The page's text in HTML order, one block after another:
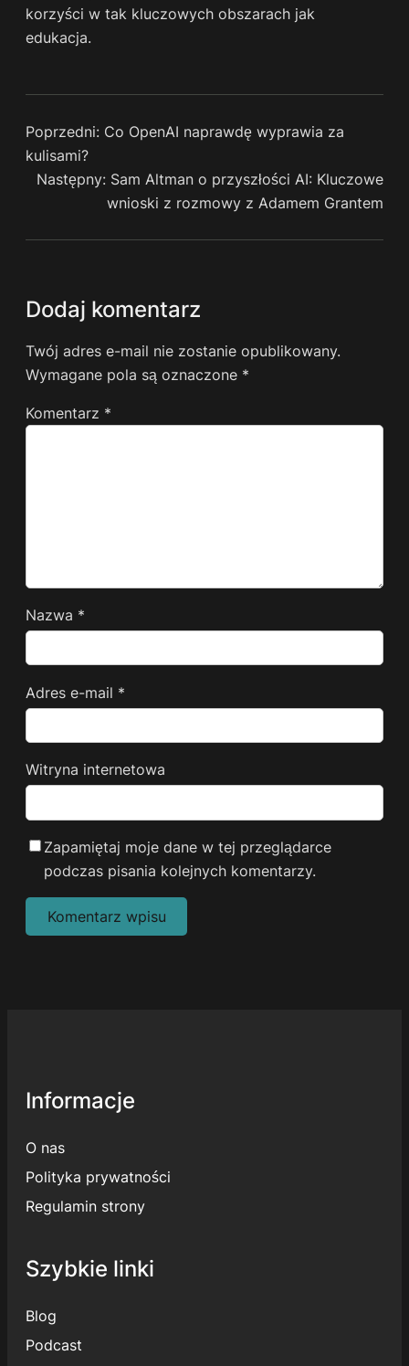
korzyści w tak kluczowych obszarach jak
edukacja.
Poprzedni: Co OpenAI naprawdę wyprawia za
kulisami?
Następny: Sam Altman o przyszłości AI: Kluczowe
wnioski z rozmowy z Adamem Grantem
Dodaj komentarz
Twój adres e-mail nie zostanie opublikowany.
Wymagane pola są oznaczone *
Komentarz *
Nazwa *
Adres e-mail *
Witryna internetowa
Zapamiętaj moje dane w tej przeglądarce
podczas pisania kolejnych komentarzy.
Informacje
O nas
Polityka prywatności
Regulamin strony
Szybkie linki
Blog
Podcast